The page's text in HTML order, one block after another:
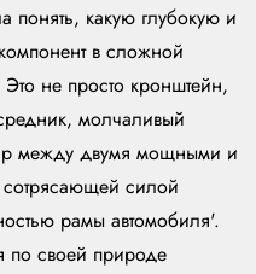
понять, какую глубокую и
в сложной
Это не просто кронштейн,
молчаливый
между двумя мощными и
силой
рамы автомобиля'.
по своей природе